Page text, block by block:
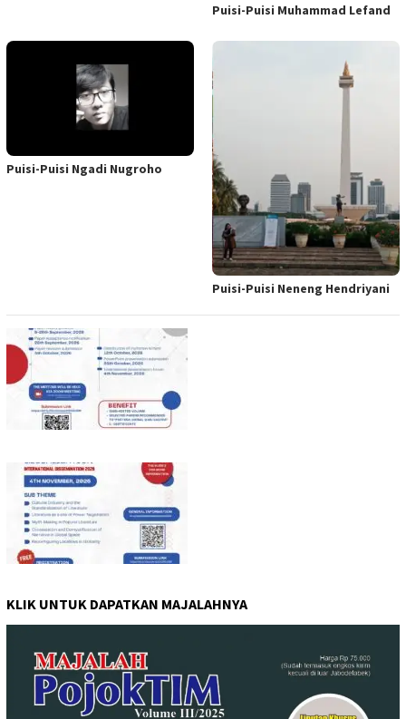
Puisi-Puisi Muhammad Lefand
Puisi-Puisi Ngadi Nugroho
Puisi-Puisi Neneng Hendriyani
KLIK UNTUK DAPATKAN MAJALAHNYA